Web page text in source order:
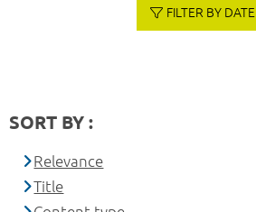
FILTER BY DATE
SORT BY :
Relevance
Title